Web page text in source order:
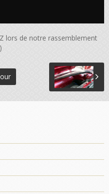
lors de notre rassemblement